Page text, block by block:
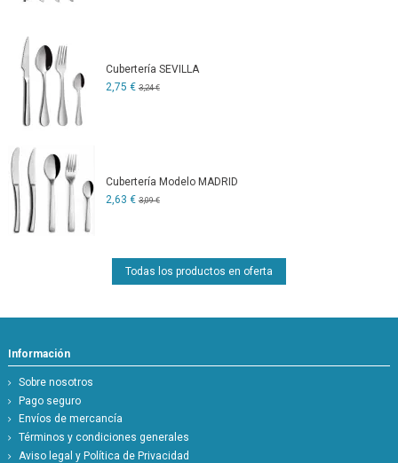
Cubertería SEVILLA
2,75 € 3,24 €
Cubertería Modelo MADRID
2,63 € 3,09 €
Todas los productos en oferta
Información
Sobre nosotros
Pago seguro
Envíos de mercancía
Términos y condiciones generales
Aviso legal y Política de Privacidad